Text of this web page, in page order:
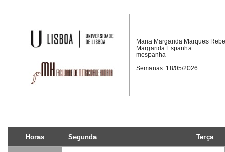
Maria Margarida Marques
Margarida Espanha
mespanha
Semanas: 18/05/2026
Horas Segunda Terça